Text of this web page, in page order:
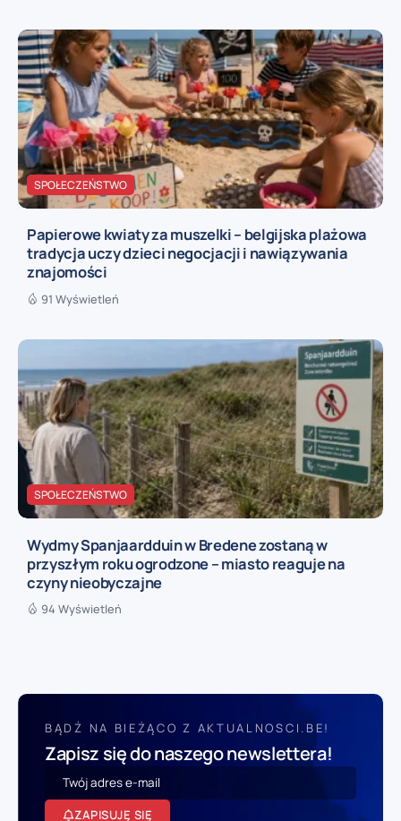
SPOŁECZEŃSTWO
Papierowe kwiaty za muszelki – belgijska plażowa
tradycja uczy dzieci negocjacji i nawiązywania
znajomości
91 Wyświetleń
SPOŁECZEŃSTWO
Wydmy Spanjaardduin w Bredene zostaną w
przyszłym roku ogrodzone – miasto reaguje na
czyny nieobyczajne
94 Wyświetleń
BĄDŹ NA BIEŻĄCO Z AKTUALNOSCI.BE!
Zapisz się do naszego newslettera!
ZAPISUJĘ SIĘ